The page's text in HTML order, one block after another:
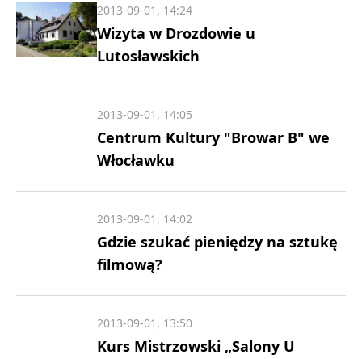
Wizyta w Drozdowie u
Lutosławskich
2013-09-01, 14:24
Centrum Kultury "Browar B" we
Włocławku
2013-09-01, 14:05
Gdzie szukać pieniędzy na sztukę
filmową?
2013-09-01, 14:02
Kurs Mistrzowski „Salony U
2013-09-01, 13:50